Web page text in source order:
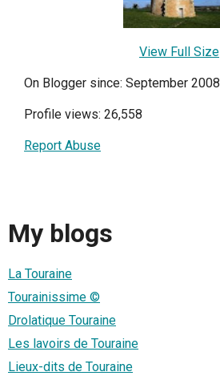
View Full Size
On Blogger since: September 2008
Profile views: 26,558
Report Abuse
My blogs
La Touraine
Tourainissime ©
Drolatique Touraine
Les lavoirs de Touraine
Lieux-dits de Touraine